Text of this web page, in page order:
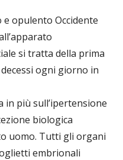
opulento Occidente
si tratta della prima
ogni giorno in
in più sull’ipertensione
biologica
uomo. Tutti gli organi
embrionali